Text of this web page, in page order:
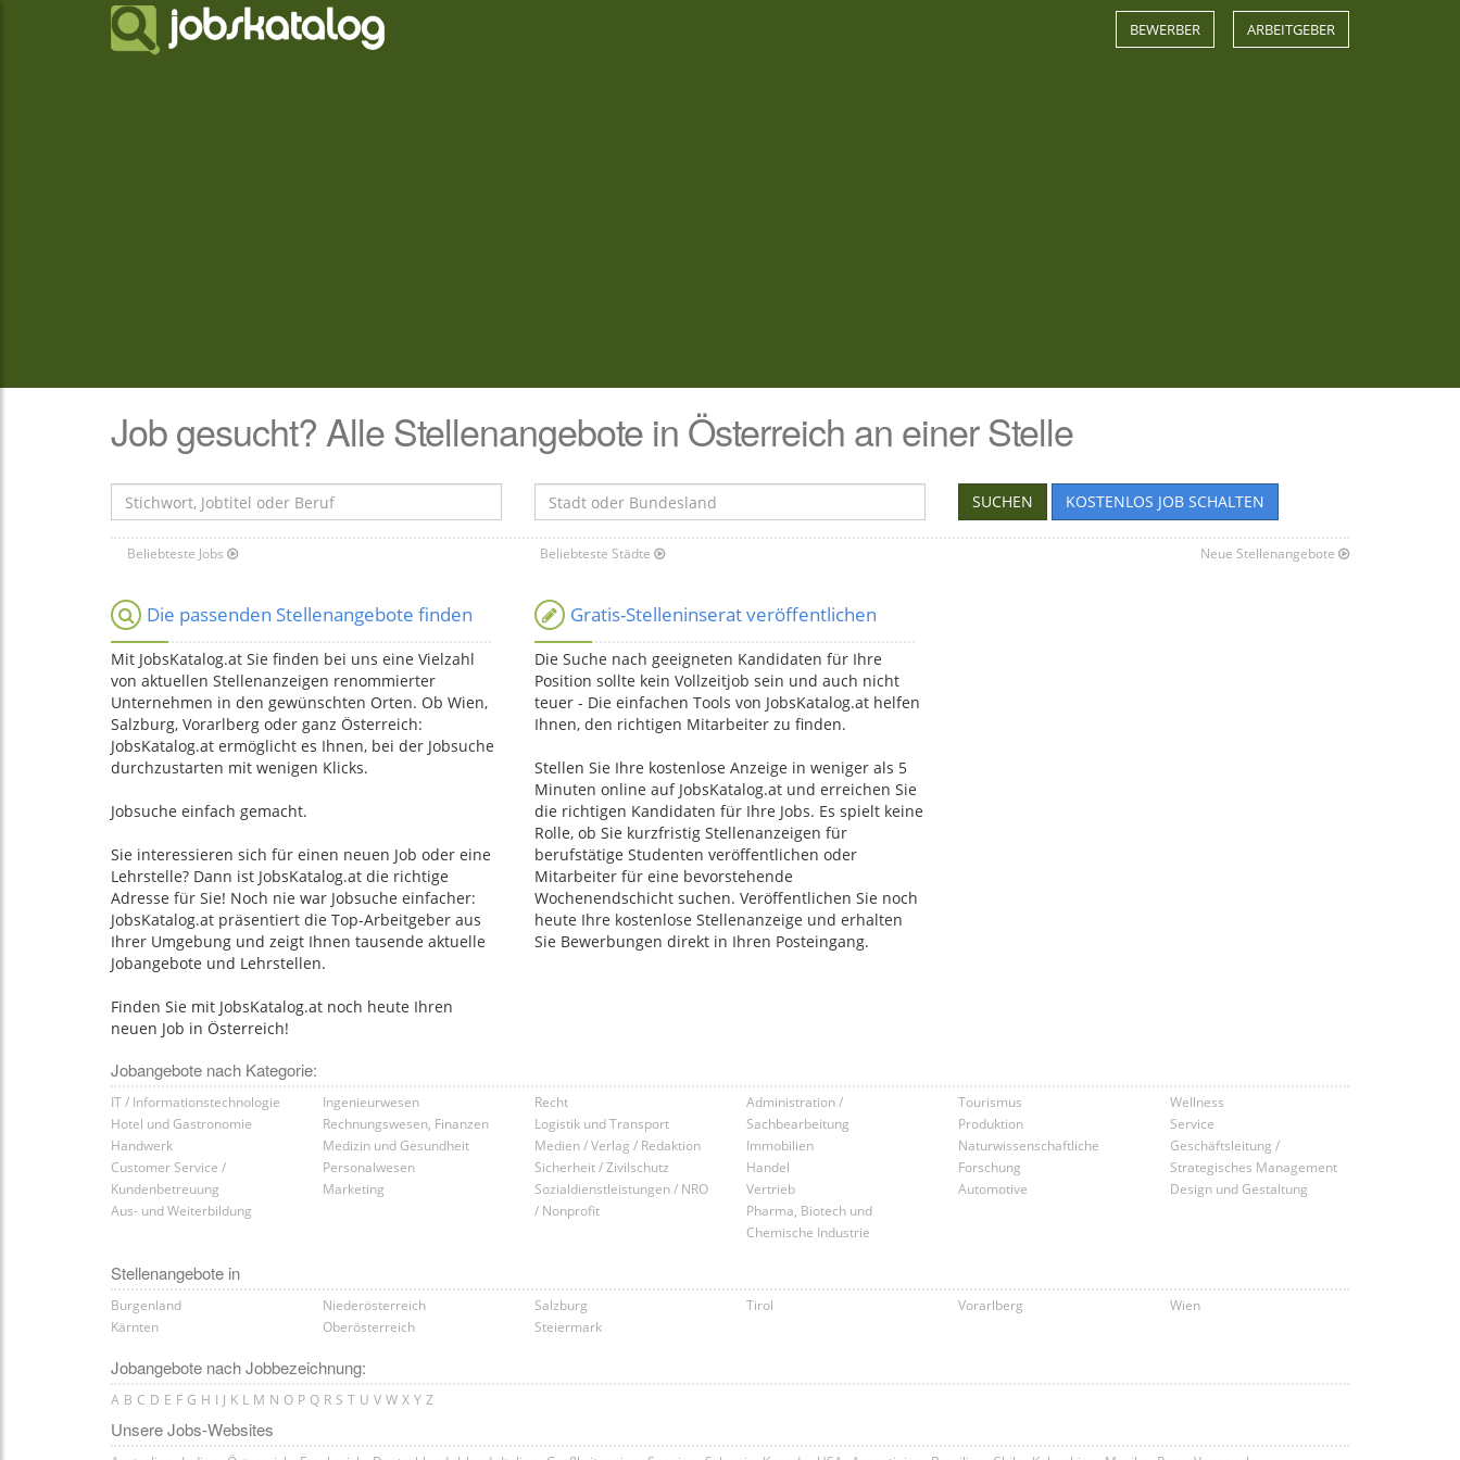
BEWERBER ARBEITGEBER
Job gesucht? Alle Stellenangebote in Österreich an einer Stelle
SUCHEN KOSTENLOS JOB SCHALTEN
Beliebteste Jobs
Beliebteste Städte
Neue Stellenangebote
Die passenden Stellenangebote finden
Mit JobsKatalog.at Sie finden bei uns eine Vielzahl
von aktuellen Stellenanzeigen renommierter
Unternehmen in den gewünschten Orten. Ob Wien,
Salzburg, Vorarlberg oder ganz Österreich:
JobsKatalog.at ermöglicht es Ihnen, bei der Jobsuche
durchzustarten mit wenigen Klicks.
Jobsuche einfach gemacht.
Sie interessieren sich für einen neuen Job oder eine
Lehrstelle? Dann ist JobsKatalog.at die richtige
Adresse für Sie! Noch nie war Jobsuche einfacher:
JobsKatalog.at präsentiert die Top-Arbeitgeber aus
Ihrer Umgebung und zeigt Ihnen tausende aktuelle
Jobangebote und Lehrstellen.
Finden Sie mit JobsKatalog.at noch heute Ihren
neuen Job in Österreich!
Gratis-Stelleninserat veröffentlichen
Die Suche nach geeigneten Kandidaten für Ihre
Position sollte kein Vollzeitjob sein und auch nicht
teuer - Die einfachen Tools von JobsKatalog.at helfen
Ihnen, den richtigen Mitarbeiter zu finden.
Stellen Sie Ihre kostenlose Anzeige in weniger als 5
Minuten online auf JobsKatalog.at und erreichen Sie
die richtigen Kandidaten für Ihre Jobs. Es spielt keine
Rolle, ob Sie kurzfristig Stellenanzeigen für
berufstätige Studenten veröffentlichen oder
Mitarbeiter für eine bevorstehende
Wochenendschicht suchen. Veröffentlichen Sie noch
heute Ihre kostenlose Stellenanzeige und erhalten
Sie Bewerbungen direkt in Ihren Posteingang.
Jobangebote nach Kategorie:
IT / Informationstechnologie
Hotel und Gastronomie
Handwerk
Customer Service /
Kundenbetreuung
Aus- und Weiterbildung
Ingenieurwesen
Rechnungswesen, Finanzen
Medizin und Gesundheit
Personalwesen
Marketing
Recht
Logistik und Transport
Medien / Verlag / Redaktion
Sicherheit / Zivilschutz
Sozialdienstleistungen / NRO
/ Nonprofit
Administration /
Sachbearbeitung
Immobilien
Handel
Vertrieb
Pharma, Biotech und
Chemische Industrie
Tourismus
Produktion
Naturwissenschaftliche
Forschung
Automotive
Wellness
Service
Geschäftsleitung /
Strategisches Management
Design und Gestaltung
Stellenangebote in
Burgenland
Kärnten
Niederösterreich
Oberösterreich
Salzburg
Steiermark
Tirol Vorarlberg Wien
Jobangebote nach Jobbezeichnung:
A B C D E F G H I J K L M N O P Q R S T U V W X Y Z
Unsere Jobs-Websites